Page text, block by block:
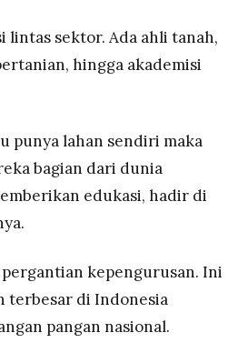
sektor. Ada ahli tanah,
hingga akademisi
punya lahan sendiri maka
bagian dari dunia
edukasi, hadir di
kepengurusan. Ini
terbesar di Indonesia
pangan nasional.